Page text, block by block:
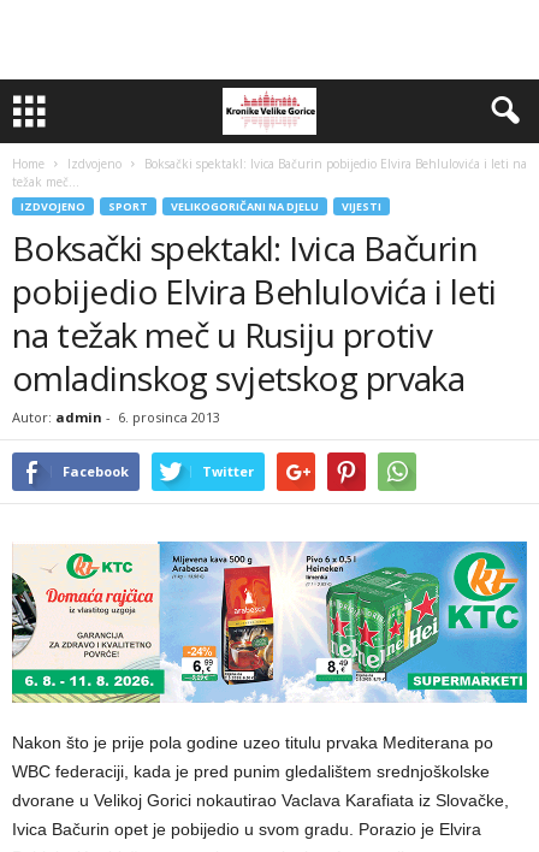
Home Izdvojeno
Boksački spektakl: Ivica Bačurin pobijedio Elvira Behlulovića i leti na
težak meč...
IZDVOJENO SPORT VELIKOGORIČANI NA DJELU VIJESTI
Boksački spektakl: Ivica Bačurin
pobijedio Elvira Behlulovića i leti
na težak meč u Rusiju protiv
omladinskog svjetskog prvaka
Autor: admin - 6. prosinca 2013
Facebook Twitter
Nakon što je prije pola godine uzeo titulu prvaka Mediterana po
WBC federaciji, kada je pred punim gledalištem srednjoškolske
dvorane u Velikoj Gorici nokautirao Vaclava Karafiata iz Slovačke,
Ivica Bačurin opet je pobijedio u svom gradu. Porazio je Elvira